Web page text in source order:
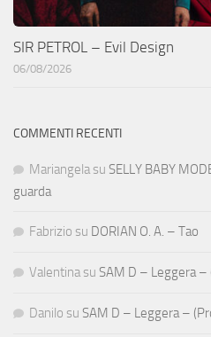
SIR PETROL – Evil Design
06/08/2026
COMMENTI RECENTI
Mariangela su SELLY BABY
guarda
Fabrizio su DORIAN O. A. – Tao
Valentina su SAM D – Leggera –
Danilo su SAM D – Leggera –